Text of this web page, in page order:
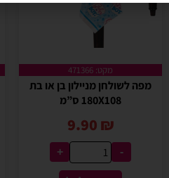
מקט: 471366
מפה לשולחן מניילון בן או בת
180X108 ס”מ
9.90 ₪
-
+